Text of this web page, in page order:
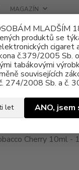
MLADŠÍM
produktů se
cigaret
č.379/2005 Sb.
tabákovými
souvisejících
274/2008 Sb. a č.
let ANO,
MAGAZÍN
IMPRESS SALT
SALT